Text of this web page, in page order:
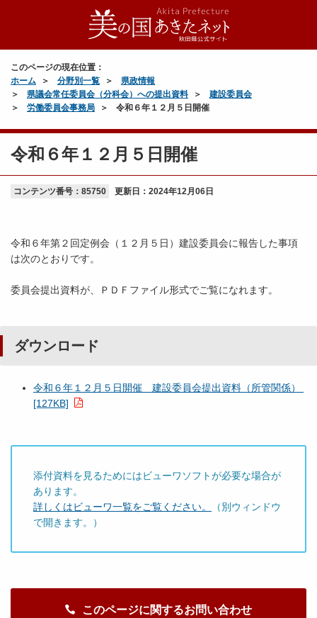
このページの現在位置：
ホーム
分野別一覧
県政情報
県議会常任委員会（分科会）への提出資料
建設委員会
労働委員会事務局
令和６年１２月５日開催
令和６年１２月５日開催
コンテンツ番号：85750 更新日： 2024年12月06日
令和６年第２回定例会（１２月５日）建設委員会に報告した事項
は次のとおりです。
委員会提出資料が、ＰＤＦファイル形式でご覧になれます。
ダウンロード
令和６年１２月５日開催 建設委員会提出資料（所管関係）
[127KB]
添付資料を見るためにはビューワソフトが必要な場合が
あります。
詳しくはビューワ一覧をご覧ください。
（別ウィンドウ
で開きます。）
このページに関するお問い合わせ